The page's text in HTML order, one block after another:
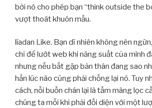
bởi nó cho phép bạn “think outside the
vượt thoát khuôn mẫu.
líadan Like. Bạn dĩ nhiên không nên
chỉ để lướt web khi năng suất của mình
nhưng nếu bắt gặp bản thân đang sao
hẳn lúc nào cũng phải chống lại nó. Tuy
cách, nỗi buồn chán lại là tấm màng lọc
chúng ta mỗi khi phải đối diện với một